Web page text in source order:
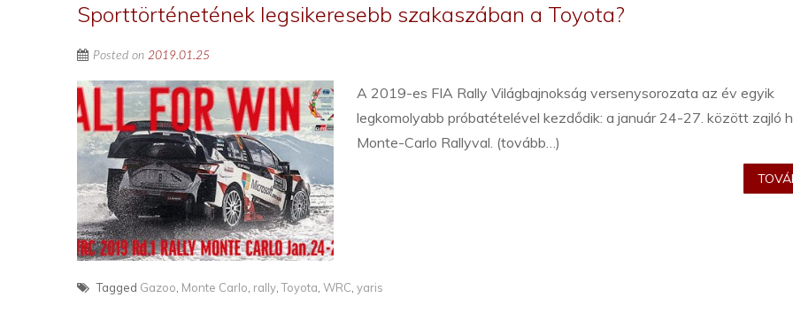
Sporttörténetének legsikeresebb szakaszában a Toyota?
Posted on 2019.01.25
A 2019-es FIA Rally Világbajnokság versenysorozata az év egyik
legkomolyabb próbatételével kezdődik: a január 24-27. között zajló
Monte-Carlo Rallyval. (tovább…)
Tagged Gazoo Monte Carlo rally ,Toyota WRC yaris